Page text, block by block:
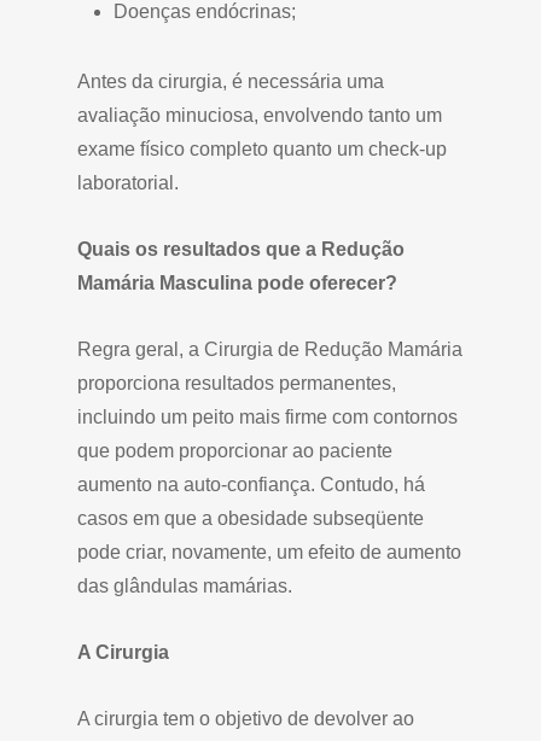
Doenças endócrinas;
Antes da cirurgia, é necessária uma
avaliação minuciosa, envolvendo tanto um
exame físico completo quanto um check-up
laboratorial.
Quais os resultados que a Redução
Mamária Masculina pode oferecer?
Regra geral, a Cirurgia de Redução Mamária
proporciona resultados permanentes,
incluindo um peito mais firme com contornos
que podem proporcionar ao paciente
aumento na auto-confiança. Contudo, há
casos em que a obesidade subseqüente
pode criar, novamente, um efeito de aumento
das glândulas mamárias.
A Cirurgia
A cirurgia tem o objetivo de devolver ao